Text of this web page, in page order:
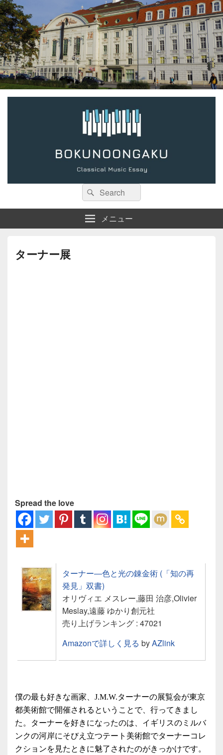
検
索:
検
索
メニュー
ターナー展
Spread the love
ターナー―色と光の錬金術 (「知の再
発見」双書)
オリヴィエ メスレー,藤田 治彦,Olivier
Meslay,遠藤 ゆかり創元社
売り上げランキング : 47021
Amazonで詳しく見る byAZlink
僕の最も好きな画家、J.M.W.ターナーの展覧会が東京
都美術館で開催されるということで、行ってきまし
た。ターナーを好きになったのは、イギリスのミルバ
ンクの河岸にそびえ立つテート美術館でターナーコレ
クションを見たときに魅了されたのがきっかけです。